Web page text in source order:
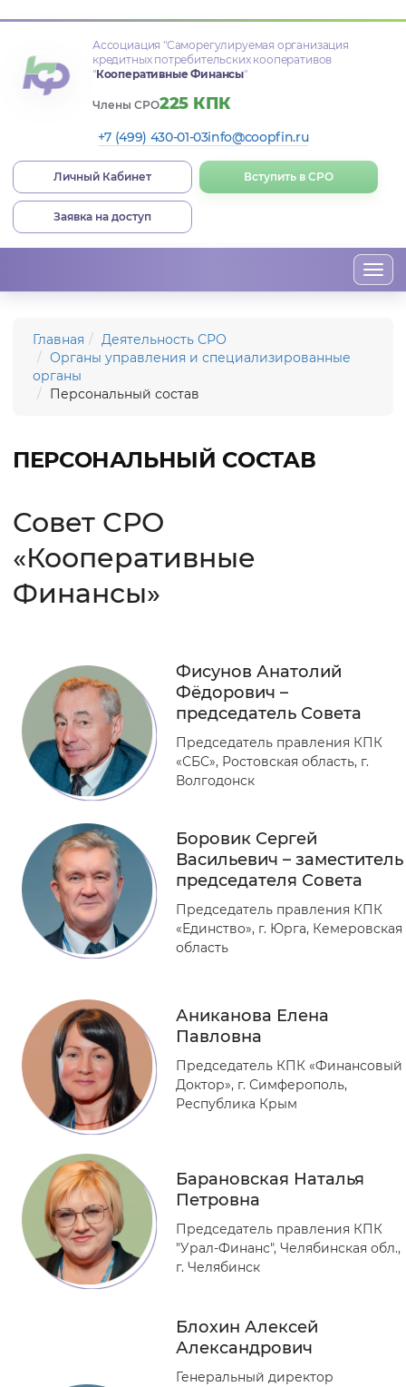
Ассоциация "Саморегулируемая организация
кредитных потребительских кооперативов
"Кооперативные Финансы"
Члены СРО225 КПК
+7 (499) 430-01-03info@coopfin.ru
Личный Кабинет Вступить в СРО
Заявка на доступ
Главная
Деятельность СРО
Органы управления и специализированные
органы
Персональный состав
ПЕРСОНАЛЬНЫЙ СОСТАВ
Совет СРО
«Кооперативные
Финансы»
Фисунов Анатолий
Фёдорович –
председатель Совета
Председатель правления КПК
«СБС», Ростовская область, г.
Волгодонск
Боровик Сергей
Васильевич – заместитель
председателя Совета
Председатель правления КПК
«Единство», г. Юрга, Кемеровская
область
Аниканова Елена
Павловна
Председатель КПК «Финансовый
Доктор», г. Симферополь,
Республика Крым
Барановская Наталья
Петровна
Председатель правления КПК
"Урал-Финанс", Челябинская обл.,
г. Челябинск
Блохин Алексей
Александрович
Генеральный директор